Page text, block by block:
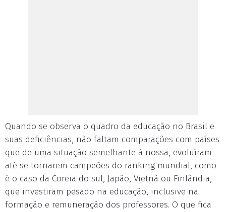
Quando se observa o quadro da educação no Brasil e
suas deficiências, não faltam comparações com países
que de uma situação semelhante à nossa, evoluíram
até se tornarem campeões do ranking mundial, como
é o caso da Coreia do sul, Japão, Vietnã ou Finlândia,
que investiram pesado na educação, inclusive na
formação e remuneração dos professores. O que fica